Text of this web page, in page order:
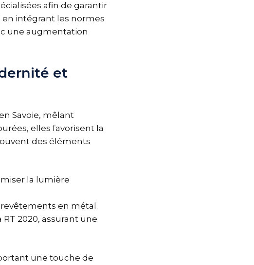
afin de garantir
intégrant les normes
une augmentation
et
Savoie, mêlant
elles favorisent la
des éléments
la lumière
en métal.
2020, assurant une
une touche de